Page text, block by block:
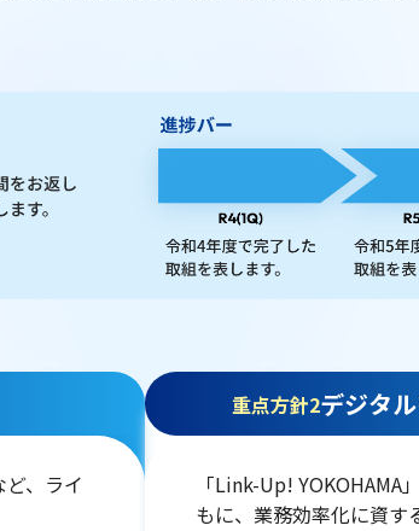
、ライ
重点方針2デジタ
「Link-Up!
もに、業務効率化に資す